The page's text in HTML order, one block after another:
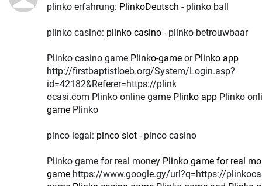
plinko erfahrung: PlinkoDeutsch - plinko ball
plinko casino: plinko casino - plinko betrouwbaar
Plinko casino game Plinko-game or Plinko app
http://firstbaptistloeb.org/System/Login.asp?
id=42182&Referer=https://plink
ocasi.com Plinko online game Plinko app Plinko
game Plinko
pinco legal: pinco slot - pinco casino
Plinko game for real money Plinko game for real
game